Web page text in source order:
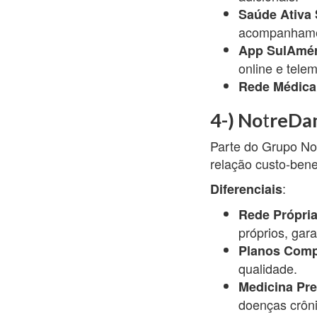
Saúde Ativa
App
online e
Rede
4-) Not
Parte do Grupo
relação custo-
Diferenciais:
Rede
próprios,
Planos
qualidade.
Medicina
doenças